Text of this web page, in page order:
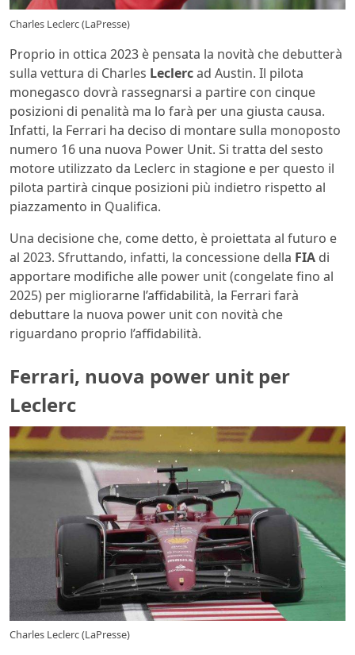
Charles Leclerc (LaPresse)
Proprio in ottica 2023 è pensata la novità che debutterà
sulla vettura di Charles Leclercad Austin. Il pilota
monegasco dovrà rassegnarsi a partire con cinque
posizioni di penalità ma lo farà per una giusta causa.
Infatti, la Ferrari ha deciso di montare sulla monoposto
numero 16 una nuova Power Unit. Si tratta del sesto
motore utilizzato da Leclerc in stagione e per questo il
pilota partirà cinque posizioni più indietro rispetto al
piazzamento in Qualifica.
Una decisione che, come detto, è proiettata al futuro e
al 2023. Sfruttando, infatti, la concessione della FIA di
apportare modifiche alle power unit (congelate fino al
2025) per migliorarne l’affidabilità, la Ferrari farà
debuttare la nuova power unit con novità che
riguardano proprio l’affidabilità.
Ferrari, nuova power unit per
Leclerc
Charles Leclerc (LaPresse)